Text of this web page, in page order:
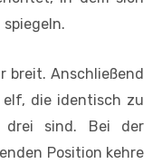
breit. Anschließend
die identisch zu
sind. Bei der
Position kehre